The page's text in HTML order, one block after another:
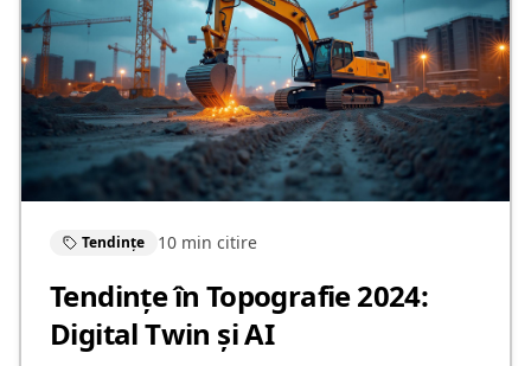
Tendințe 10 min citire
Tendințe în Topografie 2024:
Digital Twin și AI